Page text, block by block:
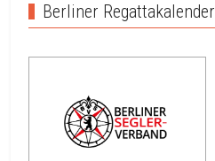
Berliner Regattakalender